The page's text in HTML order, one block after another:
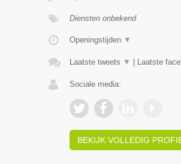
Diensten onbekend
Openingstijden ▼
Laatste tweets ▼ Laatste
Sociale media:
BEKIJK VOLLEDIG